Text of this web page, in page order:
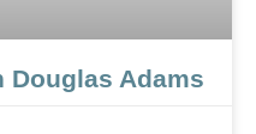
Douglas Adams